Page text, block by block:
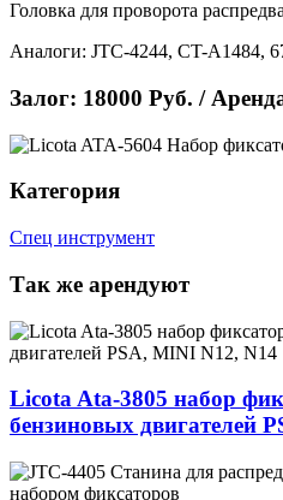
Головка для проворота
Аналоги: JTC-4244, CT-A1484,
Залог: 18000 Руб. /
Категория
Спец инструмент
Так же арендуют
Licota Ata-3805 набор
бензиновых двигателей